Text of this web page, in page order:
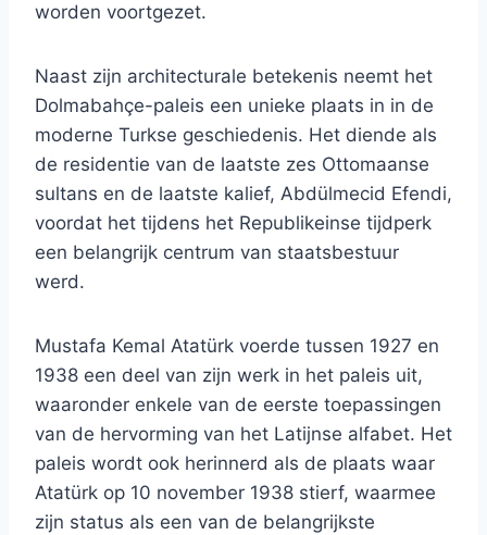
worden voortgezet.
Naast zijn architecturale betekenis neemt het
Dolmabahçe-paleis een unieke plaats in in de
moderne Turkse geschiedenis. Het diende als
de residentie van de laatste zes Ottomaanse
sultans en de laatste kalief, Abdülmecid Efendi,
voordat het tijdens het Republikeinse tijdperk
een belangrijk centrum van staatsbestuur
werd.
Mustafa Kemal Atatürk voerde tussen 1927 en
1938 een deel van zijn werk in het paleis uit,
waaronder enkele van de eerste toepassingen
van de hervorming van het Latijnse alfabet. Het
paleis wordt ook herinnerd als de plaats waar
Atatürk op 10 november 1938 stierf, waarmee
zijn status als een van de belangrijkste